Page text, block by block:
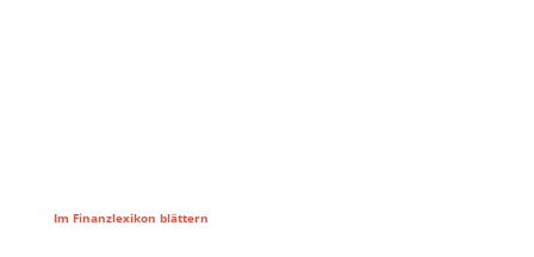
Im Finanzlexikon blättern